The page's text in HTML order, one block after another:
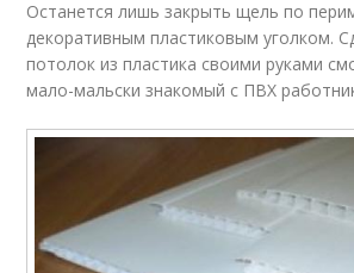
Останется лишь закрыть щель по
декоративным пластиковым уголком.
потолок из пластика своими руками
мало-мальски знакомый с ПВХ